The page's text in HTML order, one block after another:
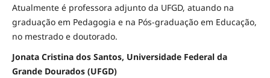
Atualmente é professora adjunto da UFGD, atuando na
graduação em Pedagogia e na Pós-graduação em Educação,
no mestrado e doutorado.
Jonata Cristina dos Santos, Universidade Federal da
Grande Dourados (UFGD)